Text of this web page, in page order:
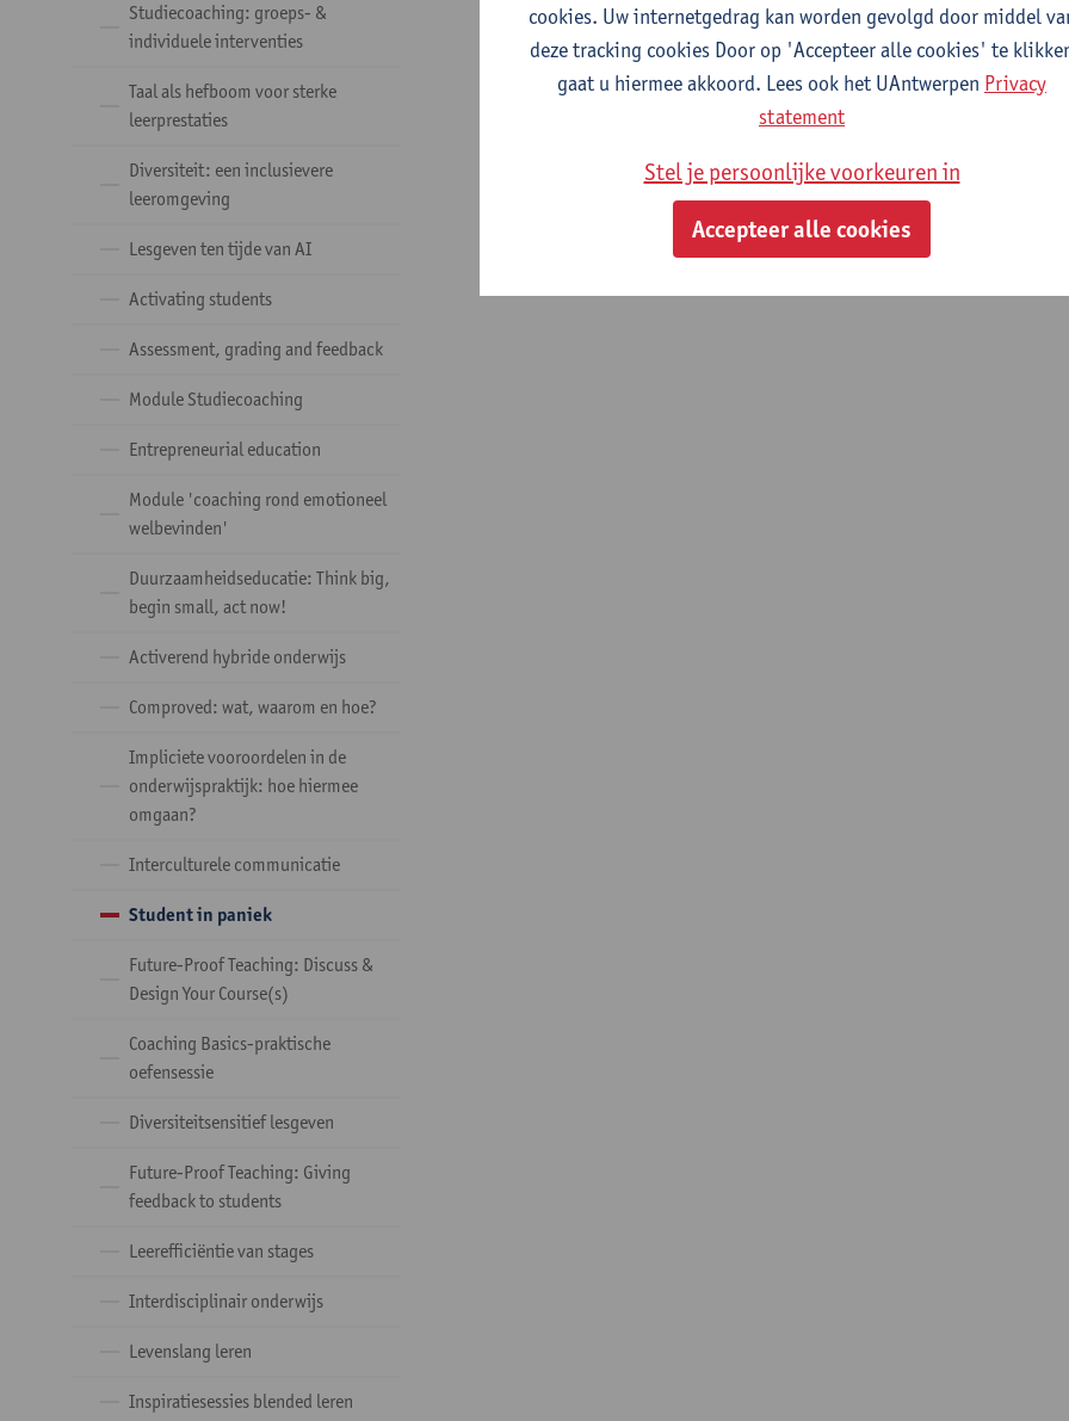
Studiecoaching: groeps- &
individuele interventies
Taal als hefboom voor sterke
leerprestaties
Diversiteit: een inclusievere
leeromgeving
Lesgeven ten tijde van AI
Activating students
Assessment, grading and feedback
Module Studiecoaching
Entrepreneurial education
Module 'coaching rond emotioneel
welbevinden'
Duurzaamheidseducatie: Think big,
begin small, act now!
Activerend hybride onderwijs
Comproved: wat, waarom en hoe?
Impliciete vooroordelen in de
onderwijspraktijk: hoe hiermee
omgaan?
Interculturele communicatie
Student in paniek
Future-Proof Teaching: Discuss &
Design Your Course(s)
Coaching Basics-praktische
oefensessie
Diversiteitsensitief lesgeven
Future-Proof Teaching: Giving
feedback to students
Leerefficiëntie van stages
Interdisciplinair onderwijs
Levenslang leren
Inspiratiesessies blended leren
cookies. Uw internetgedrag kan worden gevolgd door middel
deze tracking cookies Door op 'Accepteer alle cookies' te
gaat u hiermee akkoord. Lees ook het UAntwerpen Privacy
statement
Stel je persoonlijke voorkeuren in
Accepteer alle cookies